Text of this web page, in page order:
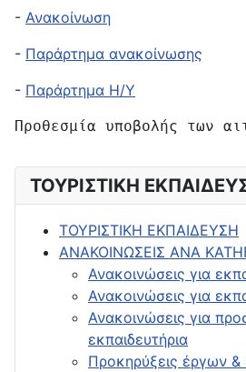
ΤΟΥΡΙΣΤΙΚΗ
ΤΟΥΡΙΣΤΙΚΗ ΕΚΠΑΙΔΕΥΣΗ
ΑΝΑΚΟΙΝΩΣΕΙΣ ΑΝΑ
Ανακοινώσεις για
Ανακοινώσεις για
Ανακοινώσεις για
εκπαιδευτήρια
Προκηρύξεις έργων &
- Ανακοίνωση
- Παράρτημα ανακοίνωσης
- Παράρτημα Η/Υ
Προθεσμία υποβολής των